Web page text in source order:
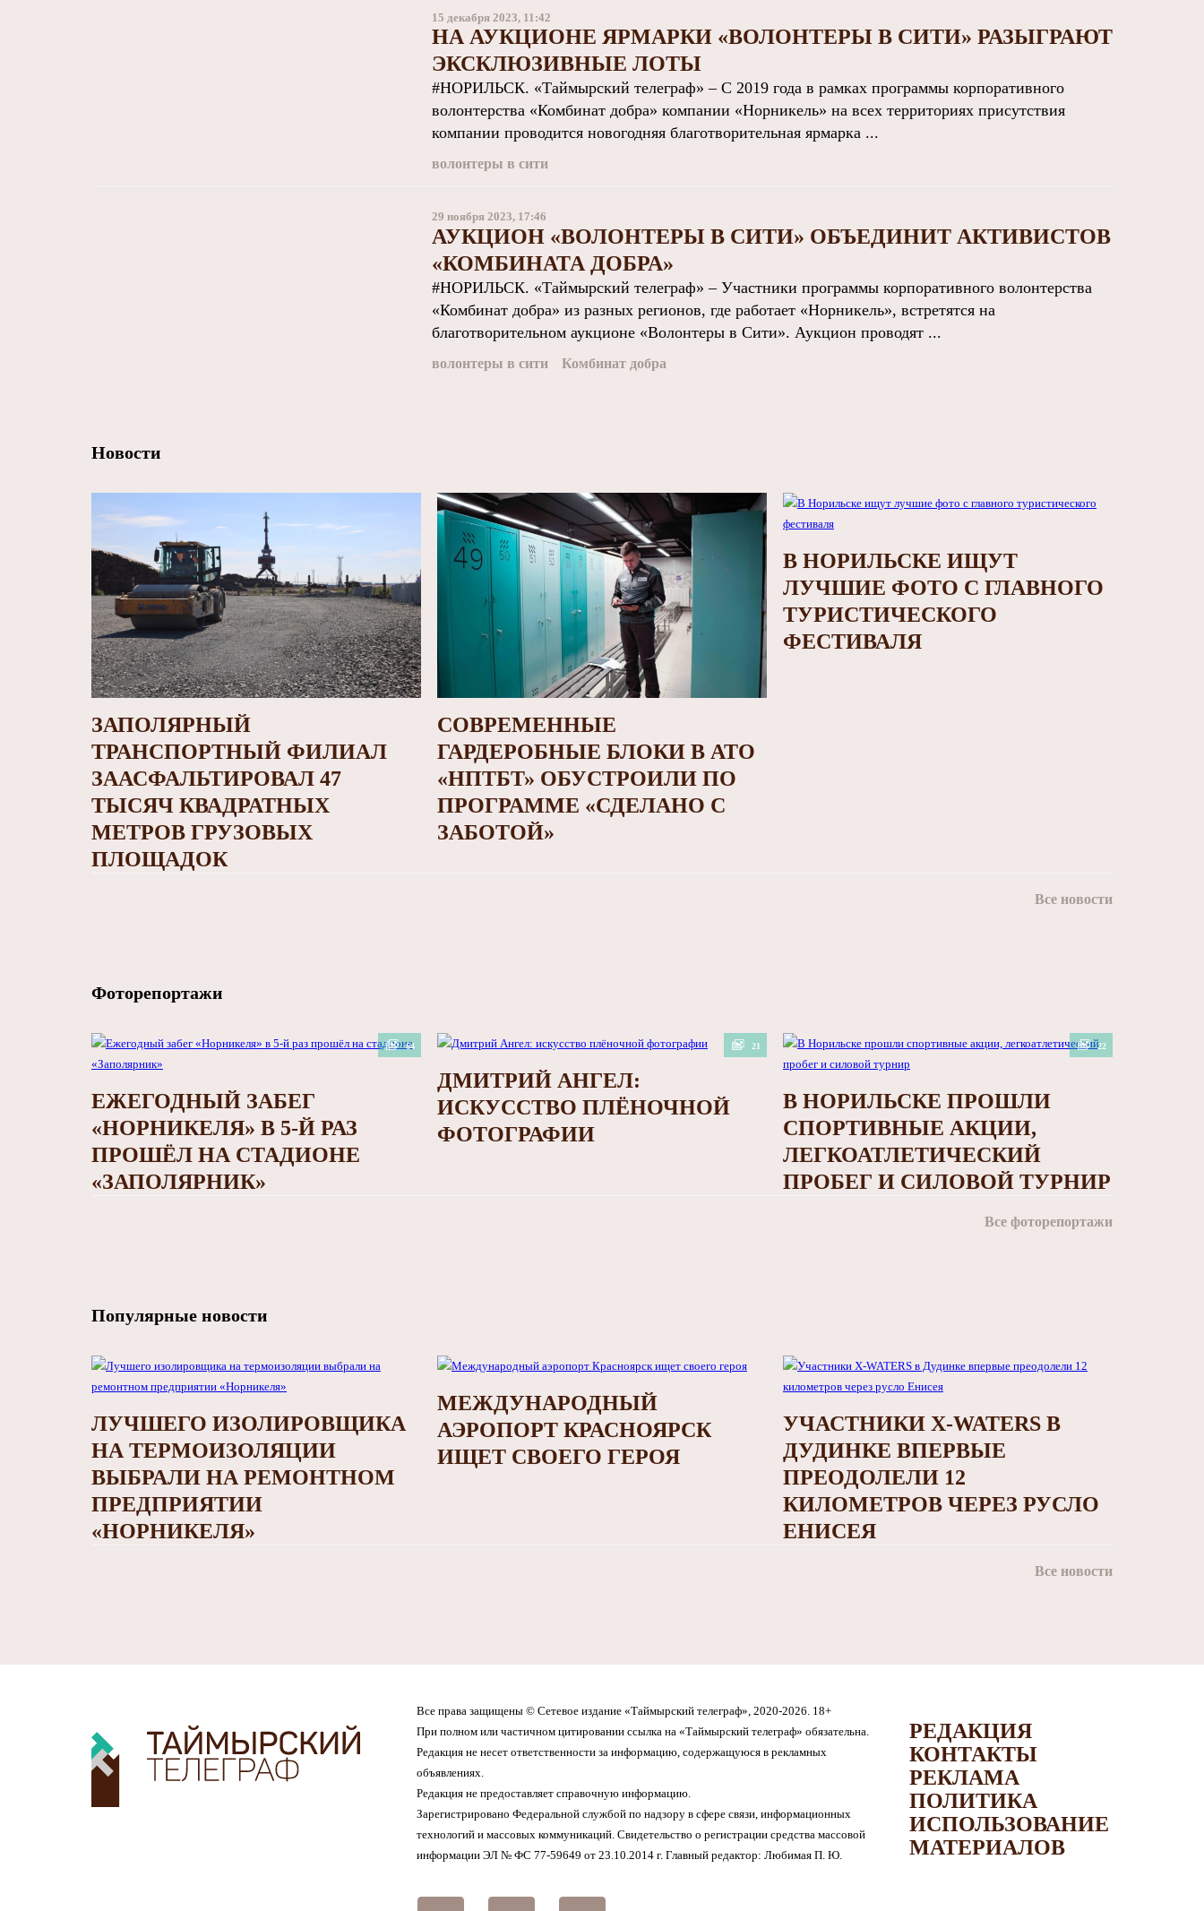
15 декабря 2023, 11:42
НА АУКЦИОНЕ ЯРМАРКИ «ВОЛОНТЕРЫ В СИТИ» РАЗЫГРАЮТ
ЭКСКЛЮЗИВНЫЕ ЛОТЫ
#НОРИЛЬСК. «Таймырский телеграф» – С 2019 года в рамках программы корпоративного
волонтерства «Комбинат добра» компании «Норникель» на всех территориях присутствия
компании проводится новогодняя благотворительная ярмарка ...
волонтеры в сити
29 ноября 2023, 17:46
АУКЦИОН «ВОЛОНТЕРЫ В СИТИ» ОБЪЕДИНИТ АКТИВИСТОВ
«КОМБИНАТА ДОБРА»
#НОРИЛЬСК. «Таймырский телеграф» – Участники программы корпоративного волонтерства
«Комбинат добра» из разных регионов, где работает «Норникель», встретятся на
благотворительном аукционе «Волонтеры в Сити». Аукцион проводят ...
волонтеры в сити Комбинат добра
Новости
ЗАПОЛЯРНЫЙ
ТРАНСПОРТНЫЙ ФИЛИАЛ
ЗААСФАЛЬТИРОВАЛ 47
ТЫСЯЧ КВАДРАТНЫХ
МЕТРОВ ГРУЗОВЫХ
ПЛОЩАДОК
СОВРЕМЕННЫЕ
ГАРДЕРОБНЫЕ БЛОКИ В АТО
«НПТБТ» ОБУСТРОИЛИ ПО
ПРОГРАММЕ «СДЕЛАНО С
ЗАБОТОЙ»
В НОРИЛЬСКЕ ИЩУТ
ЛУЧШИЕ ФОТО С ГЛАВНОГО
ТУРИСТИЧЕСКОГО
ФЕСТИВАЛЯ
Все новости
Фоторепортажи
64
ЕЖЕГОДНЫЙ ЗАБЕГ
«НОРНИКЕЛЯ» В 5-Й РАЗ
ПРОШЁЛ НА СТАДИОНЕ
«ЗАПОЛЯРНИК»
21
ДМИТРИЙ АНГЕЛ:
ИСКУССТВО ПЛЁНОЧНОЙ
ФОТОГРАФИИ
22
В НОРИЛЬСКЕ ПРОШЛИ
СПОРТИВНЫЕ АКЦИИ,
ЛЕГКОАТЛЕТИЧЕСКИЙ
ПРОБЕГ И СИЛОВОЙ ТУРНИР
Все фоторепортажи
Популярные новости
ЛУЧШЕГО ИЗОЛИРОВЩИКА
НА ТЕРМОИЗОЛЯЦИИ
ВЫБРАЛИ НА РЕМОНТНОМ
ПРЕДПРИЯТИИ
«НОРНИКЕЛЯ»
МЕЖДУНАРОДНЫЙ
АЭРОПОРТ КРАСНОЯРСК
ИЩЕТ СВОЕГО ГЕРОЯ
УЧАСТНИКИ X-WATERS В
ДУДИНКЕ ВПЕРВЫЕ
ПРЕОДОЛЕЛИ 12
КИЛОМЕТРОВ ЧЕРЕЗ РУСЛО
ЕНИСЕЯ
Все новости
Все права защищены © Сетевое издание «Таймырский телеграф», 2020-2026. 18+
При полном или частичном цитировании ссылка на «Таймырский телеграф» обязательна.
Редакция не несет ответственности за информацию, содержащуюся в рекламных
объявлениях.
Редакция не предоставляет справочную информацию.
Зарегистрировано Федеральной службой по надзору в сфере связи, информационных
технологий и массовых коммуникаций. Свидетельство о регистрации средства массовой
информации ЭЛ № ФС 77-59649 от 23.10.2014 г. Главный редактор: Любимая П. Ю.
РЕДАКЦИЯ
КОНТАКТЫ
РЕКЛАМА
ПОЛИТИКА
ИСПОЛЬЗОВАНИЕ
МАТЕРИАЛОВ